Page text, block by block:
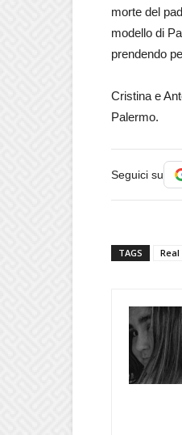
morte del
modello di
prendendo
Cristina e
Palermo.
Seguici su
TAGS